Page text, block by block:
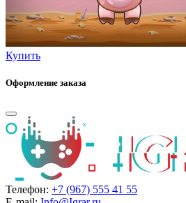
Купить
Оформление заказа
Телефон: +7 (967) 555 41 55